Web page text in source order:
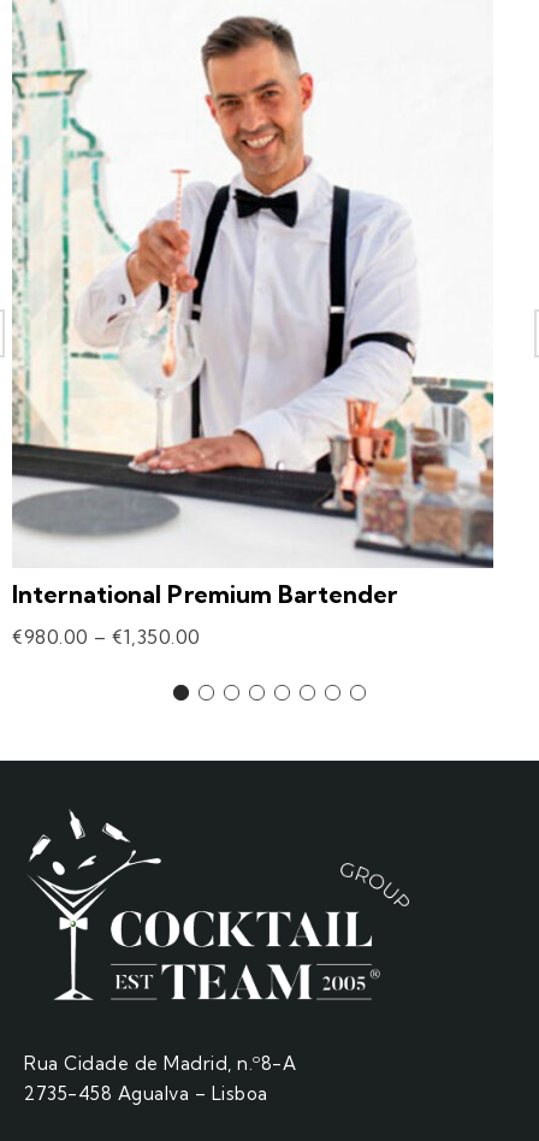
International Premium Bartender
€980.00 – €1,350.00
Rua Cidade de Madrid, n.º8-A
2735-458 Agualva – Lisboa